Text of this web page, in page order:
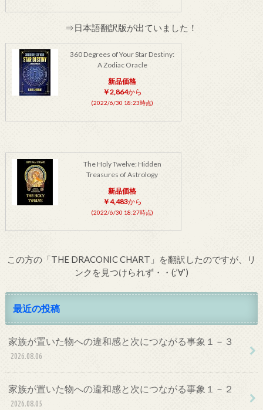
⇒日本語翻訳版が出ていました！
360 Degrees of Your Star Destiny:
A Zodiac Oracle
新品価格
￥2,864から
(2022/6/30 18:23時点)
The Holy Twelve: Hidden
Treasures of Astrology
新品価格
￥4,483から
(2022/6/30 18:27時点)
この方の「THE DRACONIC CHART」を翻訳したのですが、リ
ンクを見つけられず・・(;’∀’)
最近の投稿
家族が置いた物への違和感と次につながる事象１－３
2026.08.06
家族が置いた物への違和感と次につながる事象１－２
2026.08.05